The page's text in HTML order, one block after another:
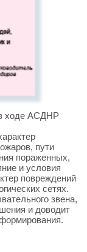
ходе АСДНР
пути
пораженных,
и условия
повреждений
сетях.
звена,
и доводит